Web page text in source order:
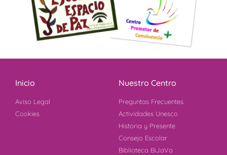
Inicio
Aviso Legal
Cookies
Nuestro Centro
Preguntas Frecuentes
Actividades Unesco
Historia y Presente
Consejo Escolar
Biblioteca BiJaVa